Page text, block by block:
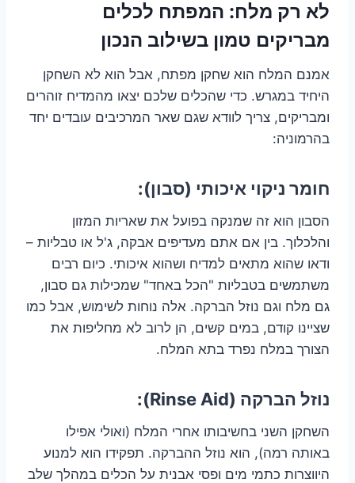
לא רק מלח: המפתח לכלים
מבריקים טמון בשילוב הנכון
אמנם המלח הוא שחקן מפתח, אבל הוא לא השחקן
היחיד במגרש. כדי שהכלים שלכם יצאו מהמדיח זוהרים
ומבריקים, צריך לוודא שגם שאר המרכיבים עובדים יחד
בהרמוניה:
חומר ניקוי איכותי (סבון):
הסבון הוא זה שמנקה בפועל את שאריות המזון
והלכלוך. בין אם אתם מעדיפים אבקה, ג'ל או טבליות –
ודאו שהוא מתאים למדיח ושהוא איכותי. כיום רבים
משתמשים בטבליות "הכל באחד" שמכילות גם סבון,
גם מלח וגם נוזל הברקה. אלה נוחות לשימוש, אבל כמו
שציינו קודם, במים קשים, הן לרוב לא מחליפות את
הצורך במלח נפרד בתא המלח.
נוזל הברקה (Rinse Aid):
השחקן השני בחשיבותו אחרי המלח (ואולי אפילו
באותה רמה), הוא נוזל ההברקה. תפקידו הוא למנוע
היווצרות כתמי מים ופסי אבנית על הכלים במהלך שלב